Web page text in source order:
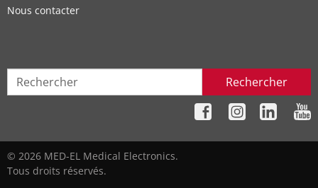
Nous contacter
Rechercher
© 2026 MED-EL Medical Electronics.
Tous droits réservés.